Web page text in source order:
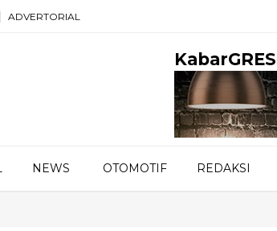
ADVERTORIAL
NEWS OTOMOTIF REDAKSI